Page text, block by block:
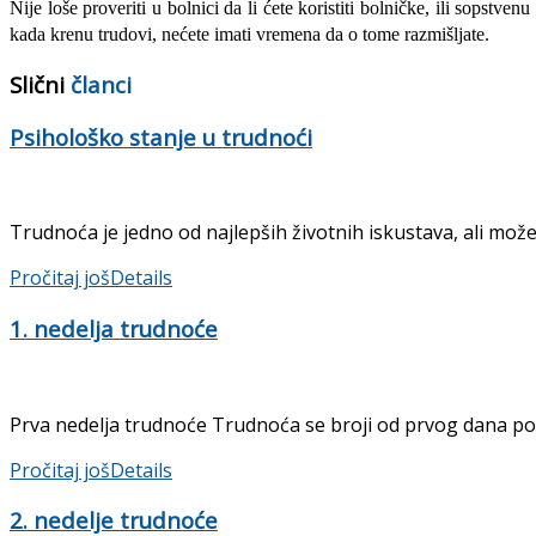
Nije loše proveriti u bolnici da li ćete koristiti bolničke, ili
kada krenu trudovi, nećete imati vremena da o tome razmišljate.
Slični članci
Psihološko stanje u trudnoći
Trudnoća je jedno od najlepših životnih iskustava, ali
Pročitaj jošDetails
1. nedelja trudnoće
Prva nedelja trudnoće Trudnoća se broji od prvog dana
Pročitaj jošDetails
2. nedelje trudnoće